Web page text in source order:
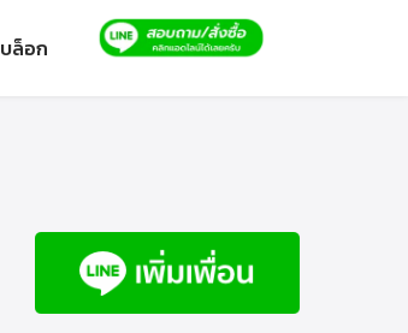
บล็อก